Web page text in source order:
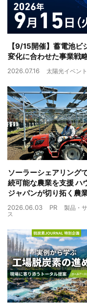
【9/15開催】蓄電池
変化に合わせた事業戦
2026.07.16 太陽光イベント
ソーラーシェアリング
続可能な農業を支援 ハ
ジャパンが切り拓く農
未来
2026.06.03 PR
製品・
ス